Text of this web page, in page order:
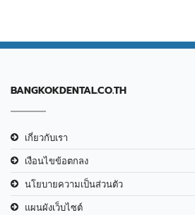
BANGKOKDENTAL.CO.TH
เกี่ยวกับเรา
เงือนไขข้อตกลง
นโยบายความเป็นส่วนตัว
แผนผังเว็บไซต์